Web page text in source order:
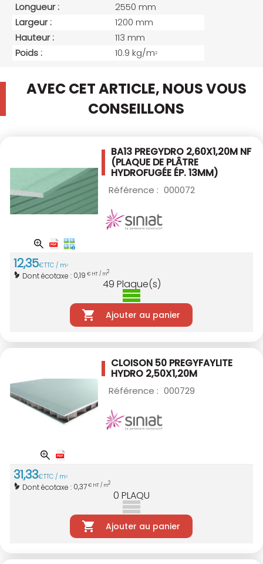
Longueur :
2550 mm
Largeur :
1200 mm
Hauteur :
113 mm
Poids :
10.9 kg/m2
AVEC CET ARTICLE, NOUS VOUS
CONSEILLONS
BA13 PREGYDRO 2,60X1,20M NF
(PLAQUE DE PLÂTRE
HYDROFUGÉE ÉP. 13MM)
Référence : 000072
12,35€TTC / m2
Dont écotaxe : 0,19 € HT / m2
49 Plaque(s)
Ajouter au panier
CLOISON 50 PREGYFAYLITE
HYDRO 2,50X1,20M
Référence : 000729
31,33€TTC / m2
Dont écotaxe : 0,37€ HT / m2
0 PLAQU
Ajouter au panier